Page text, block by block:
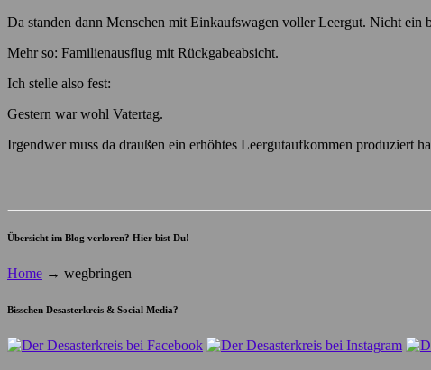
Da standen dann Menschen mit Einkaufswagen voller Leergut. Nicht
Mehr so: Familienausflug mit Rückgabeabsicht.
Ich stelle also fest:
Gestern war wohl Vatertag.
Irgendwer muss da draußen ein erhöhtes Leergutaufkommen produziert
Übersicht im Blog verloren? Hier bist Du!
Home → wegbringen
Bisschen Desasterkreis & Social Media?